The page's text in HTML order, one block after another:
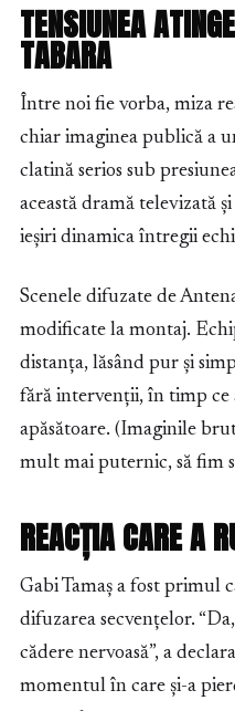
TENSIUNEA
TABARA
Între noi fie vorba, miza
chiar imaginea publică a
clatină serios sub
această dramă televizată
ieșiri dinamica întregii
Scenele difuzate de
modificate la montaj.
distanța, lăsând pur și
fără intervenții, în timp ce
apăsătoare. (Imaginile
mult mai puternic, să fim
REACȚIA CARE A
Gabi Tamaș a fost primul
difuzarea secvențelor.
cădere nervoasă”, a
momentul în care și-a